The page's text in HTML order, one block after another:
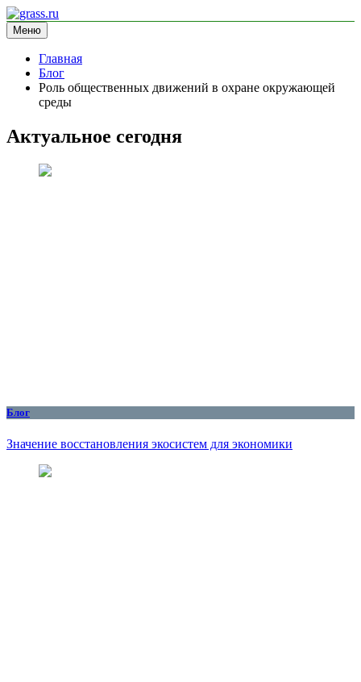
Перейти
к
содержимому
grass.ru
блог про экологию
Меню
Главная
Блог
Роль общественных движений в охране окружающей
среды
Актуальное сегодня
Блог
Значение восстановления экосистем для экономики